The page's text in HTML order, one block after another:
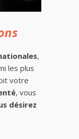
,
les plus
votre
, vous
désirez